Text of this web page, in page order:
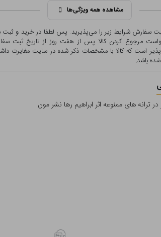
مشاهده همه ویژگی‌ها
سفارش شرایط زیر را می‌پذیرید. پس لطفا در خرید و
مرجوع کردن کالا پس از هفت روز از تاریخ ثبت
است که کالا با مشخصات ذکر شده در سایت مغایرت
باشد.
ترانه های ممنوعه اثر ابراهیم رها نشر مون